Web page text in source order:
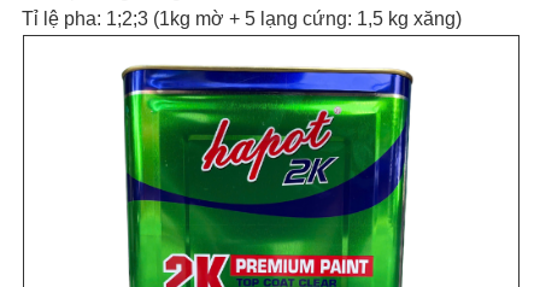
Tỉ lệ pha: 1;2;3 (1kg mờ + 5 lạng cứng: 1,5 kg xăng)